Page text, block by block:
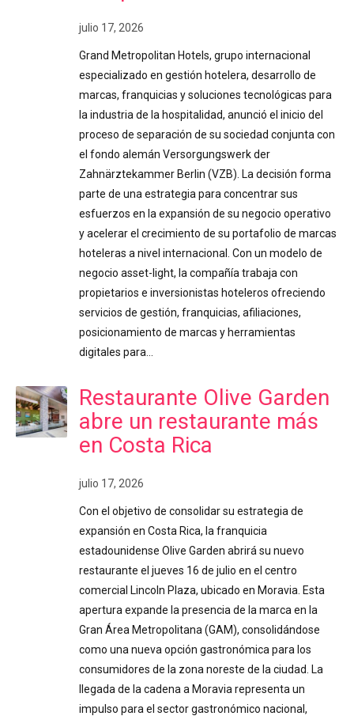
julio 17, 2026
Grand Metropolitan Hotels, grupo internacional
especializado en gestión hotelera, desarrollo de
marcas, franquicias y soluciones tecnológicas para
la industria de la hospitalidad, anunció el inicio del
proceso de separación de su sociedad conjunta con
el fondo alemán Versorgungswerk der
Zahnärztekammer Berlin (VZB). La decisión forma
parte de una estrategia para concentrar sus
esfuerzos en la expansión de su negocio operativo
y acelerar el crecimiento de su portafolio de marcas
hoteleras a nivel internacional. Con un modelo de
negocio asset-light, la compañía trabaja con
propietarios e inversionistas hoteleros ofreciendo
servicios de gestión, franquicias, afiliaciones,
posicionamiento de marcas y herramientas
digitales para…
Restaurante Olive Garden
abre un restaurante más
en Costa Rica
julio 17, 2026
Con el objetivo de consolidar su estrategia de
expansión en Costa Rica, la franquicia
estadounidense Olive Garden abrirá su nuevo
restaurante el jueves 16 de julio en el centro
comercial Lincoln Plaza, ubicado en Moravia. Esta
apertura expande la presencia de la marca en la
Gran Área Metropolitana (GAM), consolidándose
como una nueva opción gastronómica para los
consumidores de la zona noreste de la ciudad. La
llegada de la cadena a Moravia representa un
impulso para el sector gastronómico nacional,